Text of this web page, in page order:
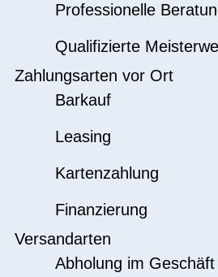
Professionelle
Qualifizierte
Zahlungsarten vor Ort
Barkauf
Leasing
Kartenzahlung
Finanzierung
Versandarten
Abholung im Geschäft